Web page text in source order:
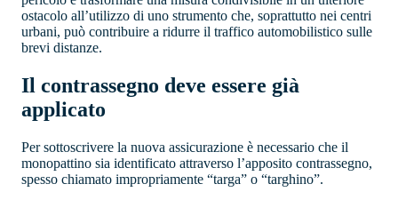
ostacolo all’utilizzo di uno strumento che, soprattutto nei centri
urbani, può contribuire a ridurre il traffico automobilistico sulle
brevi distanze.
Il contrassegno deve essere già
applicato
Per sottoscrivere la nuova assicurazione è necessario che il
monopattino sia identificato attraverso l’apposito contrassegno,
spesso chiamato impropriamente “targa” o “targhino”.